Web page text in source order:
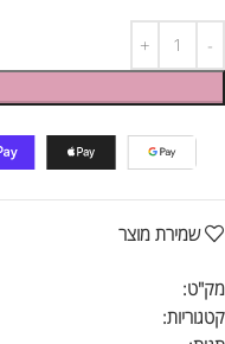
שמירת מוצר
מק"ט:
קטגוריות: